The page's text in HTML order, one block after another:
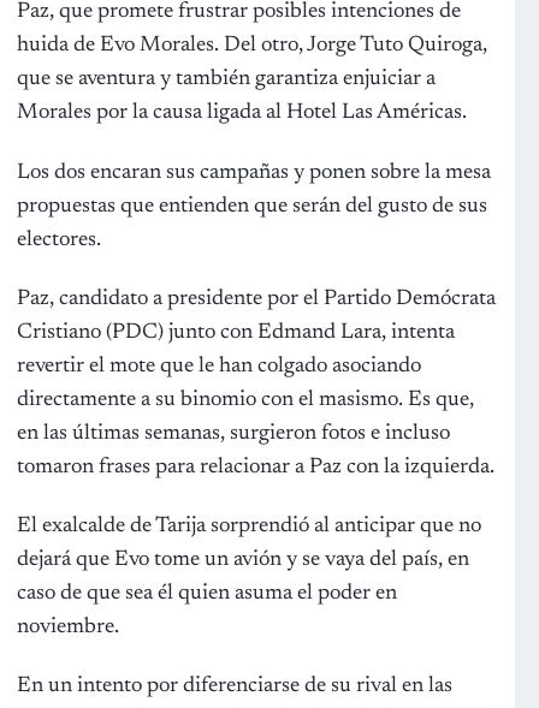
Paz, que promete frustrar posibles intenciones de
huida de Evo Morales. Del otro, Jorge Tuto Quiroga,
que se aventura y también garantiza enjuiciar a
Morales por la causa ligada al Hotel Las Américas.
Los dos encaran sus campañas y ponen sobre la mesa
propuestas que entienden que serán del gusto de sus
electores.
Paz, candidato a presidente por el Partido Demócrata
Cristiano (PDC) junto con Edmand Lara, intenta
revertir el mote que le han colgado asociando
directamente a su binomio con el masismo. Es que,
en las últimas semanas, surgieron fotos e incluso
tomaron frases para relacionar a Paz con la izquierda.
El exalcalde de Tarija sorprendió al anticipar que no
dejará que Evo tome un avión y se vaya del país, en
caso de que sea él quien asuma el poder en
noviembre.
En un intento por diferenciarse de su rival en las